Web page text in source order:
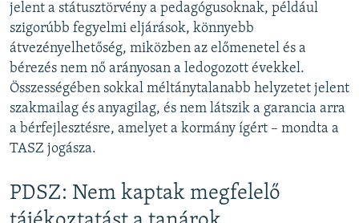
jelent a státusztörvény a pedagógusoknak, például
szigorúbb fegyelmi eljárások, könnyebb
átvezényelhetőség, miközben az előmenetel és a
bérezés nem nő arányosan a ledogozott évekkel.
Összességében sokkal méltánytalanabb helyzetet jelent
szakmailag és anyagilag, és nem látszik a garancia arra
a bérfejlesztésre, amelyet a kormány ígért – mondta a
TASZ jogásza.
PDSZ: Nem kaptak megfelelő